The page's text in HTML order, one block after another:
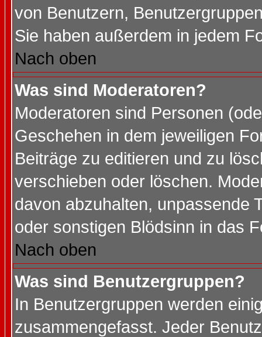
von Benutzern,
Sie haben außerdem in jedem
Nach oben
Was sind Moderatoren?
Moderatoren sind Personen
Geschehen in dem jeweiligen
Beiträge zu editieren und zu
verschieben oder löschen.
davon abzuhalten, unpassende
oder sonstigen Blödsinn in das
Nach oben
Was sind Benutzergruppen?
In Benutzergruppen werden
zusammengefasst. Jeder